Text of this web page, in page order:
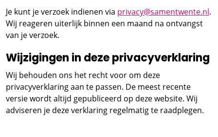
Je kunt je verzoek indienen via privacy@samentwente.nl.
Wij reageren uiterlijk binnen een maand na ontvangst
van je verzoek.
Wijzigingen in deze privacyverklaring
Wij behouden ons het recht voor om deze
privacyverklaring aan te passen. De meest recente
versie wordt altijd gepubliceerd op deze website. Wij
adviseren je deze verklaring regelmatig te raadplegen.